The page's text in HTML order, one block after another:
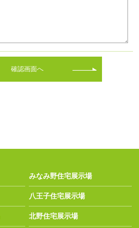
確認画面へ
みなみ野住宅展示場
八王子住宅展示場
北野住宅展示場